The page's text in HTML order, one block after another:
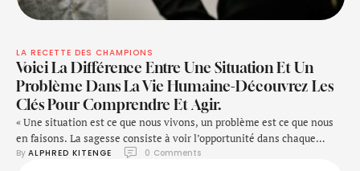
LA RECETTE DES CHAMPIONS
Voici La Différence Entre Une Situation Et Un
Problème Dans La Vie Humaine-Découvrez Les
Clés Pour Comprendre Et Agir.
« Une situation est ce que nous vivons, un problème est ce que nous
en faisons. La sagesse consiste à voir l’opportunité dans chaque
difficulté. » – Alphred K.
By ALPHRED KITENGE 0 Comments